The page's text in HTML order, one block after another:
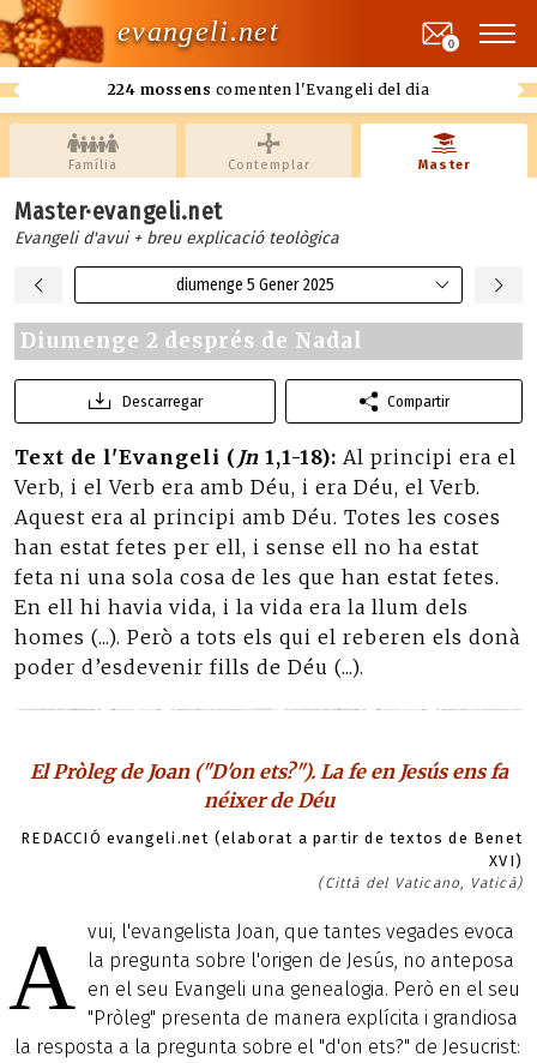
evangeli.net
224 mossens comenten l'Evangeli del dia
0
Família Contemplar Master
Master·evangeli.net
Evangeli d'avui + breu explicació teològica
diumenge 5 Gener 2025
Diumenge 2 després de Nadal
Descarregar Compartir
Text de l'Evangeli ( Jn 1,1-18): Al principi era el
Verb, i el Verb era amb Déu, i era Déu, el Verb.
Aquest era al principi amb Déu. Totes les coses
han estat fetes per ell, i sense ell no ha estat
feta ni una sola cosa de les que han estat fetes.
En ell hi havia vida, i la vida era la llum dels
homes (...). Però a tots els qui el reberen els donà
poder d’esdevenir fills de Déu (...).
El Pròleg de Joan ("D'on ets?"). La fe en Jesús ens fa
néixer de Déu
REDACCIÓ evangeli.net (elaborat a partir de textos de Benet
XVI)
(Città del Vaticano, Vaticà)
A vui, l'evangelista Joan, que tantes vegades evoca
la pregunta sobre l'origen de Jesús, no anteposa
en el seu Evangeli una genealogia. Però en el seu
"Pròleg" presenta de manera explícita i grandiosa
la resposta a la pregunta sobre el "d'on ets?" de Jesucrist: